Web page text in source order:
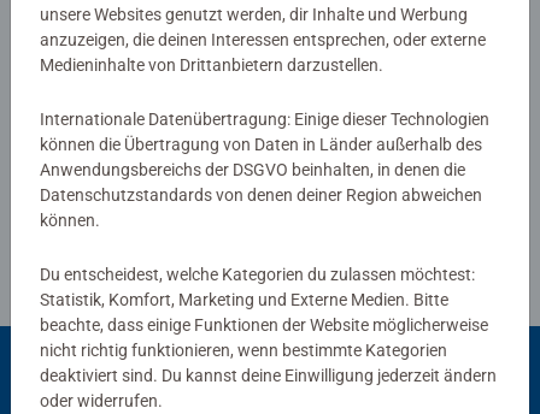
Verfasse eine Bewertung
Richtlinien für Bewertungen
unsere Websites genutzt werden, dir Inhalte und Werbung
anzuzeigen, die deinen Interessen entsprechen, oder externe
Medieninhalte von Drittanbietern darzustellen.
Internationale Datenübertragung: Einige dieser Technologien
können die Übertragung von Daten in Länder außerhalb des
Anwendungsbereichs der DSGVO beinhalten, in denen die
Datenschutzstandards von denen deiner Region abweichen
können.
Du entscheidest, welche Kategorien du zulassen möchtest:
Statistik, Komfort, Marketing und Externe Medien. Bitte
beachte, dass einige Funktionen der Website möglicherweise
nicht richtig funktionieren, wenn bestimmte Kategorien
deaktiviert sind. Du kannst deine Einwilligung jederzeit ändern
oder widerrufen.